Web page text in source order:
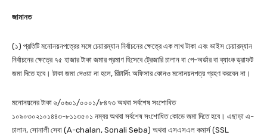
জামানত
(১) প্রতিটি মনোনয়নপত্রের সঙ্গে চেয়ারম্যান নির্বাচনের ক্ষেত্রে এক লাখ টাকা এবং ভাইস চেয়ারম্যান
নির্বাচনের ক্ষেত্রে ৭৫ হাজার টাকা জমার প্রমাণ হিসেবে ট্রেজারি চালান বা পে-অর্ডার বা ব্যাংক ড্রাফট
জমা দিতে হবে। টাকা জমা দেওয়া না হলে, রিটার্নিং অফিসার কোনও মনোনয়নপত্র গ্রহণ করবেন না।
মনোনয়নের টাকা ৬/০৬০১/০০০১/৮৪৭৩ অথবা সর্বশেষ সংশোধিত
১০৯০৩০২১০১৪৪৩-৮১১৩৫০১ নম্বর অথবা সর্বশেষ সংশোধিত কোডে জমা দিতে হবে। এছাড়া এ-
চালান, সোনালী সেবা (A-chalan, Sonali Seba) অথবা এসএসএল কমার্স (SSL